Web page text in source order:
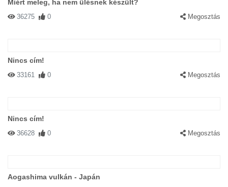
Miért meleg, ha nem ülésnek készült?
36275 0 Megosztás
Nincs cím!
33161 0 Megosztás
Nincs cím!
36628 0 Megosztás
Aogashima vulkán - Japán